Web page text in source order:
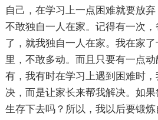
自己，在学习上一点困难就要放
不敢独自一人在家。记得有一次
了，就我独自一人在家。我在家
里，不敢多动。而且只要有一点
有，我有时在学习上遇到困难时
决，而是让家长来帮我解决。如
生存下去吗？所以，我以后要锻